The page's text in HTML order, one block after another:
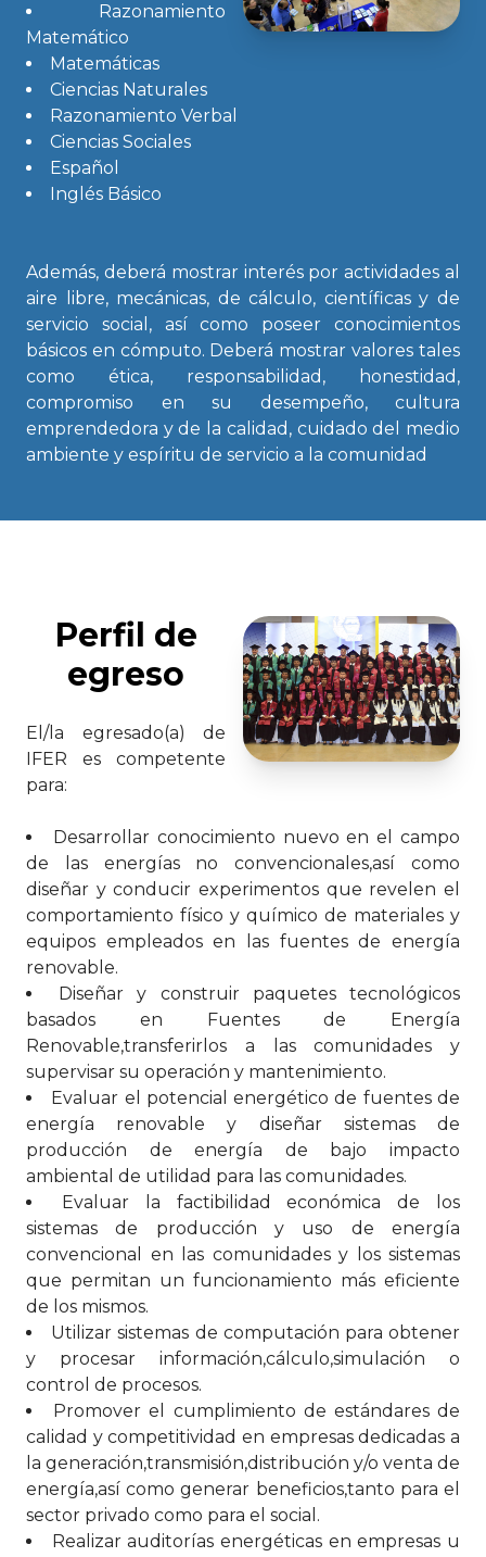
Razonamiento
Matemático
Matemáticas
Ciencias Naturales
Razonamiento Verbal
Ciencias Sociales
Español
Inglés Básico
Además, deberá mostrar interés por actividades al
aire libre, mecánicas, de cálculo, científicas y de
servicio social, así como poseer conocimientos
básicos en cómputo. Deberá mostrar valores tales
como ética, responsabilidad, honestidad,
compromiso en su desempeño, cultura
emprendedora y de la calidad, cuidado del medio
ambiente y espíritu de servicio a la comunidad
Perfil de
egreso
El/la egresado(a) de
IFER es competente
para:
Desarrollar conocimiento nuevo en el campo
de las energías no convencionales,así como
diseñar y conducir experimentos que revelen el
comportamiento físico y químico de materiales y
equipos empleados en las fuentes de energía
renovable.
Diseñar y construir paquetes tecnológicos
basados en Fuentes de Energía
Renovable,transferirlos a las comunidades y
supervisar su operación y mantenimiento.
Evaluar el potencial energético de fuentes de
energía renovable y diseñar sistemas de
producción de energía de bajo impacto
ambiental de utilidad para las comunidades.
Evaluar la factibilidad económica de los
sistemas de producción y uso de energía
convencional en las comunidades y los sistemas
que permitan un funcionamiento más eficiente
de los mismos.
Utilizar sistemas de computación para obtener
y procesar información,cálculo,simulación o
control de procesos.
Promover el cumplimiento de estándares de
calidad y competitividad en empresas dedicadas a
la generación,transmisión,distribución y/o venta de
energía,así como generar beneficios,tanto para el
sector privado como para el social.
Realizar auditorías energéticas en empresas u